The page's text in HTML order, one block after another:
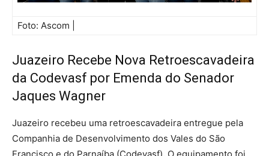
Foto: Ascom |
Juazeiro Recebe Nova Retroescavadeira
da Codevasf por Emenda do Senador
Jaques Wagner
Juazeiro recebeu uma retroescavadeira entregue pela
Companhia de Desenvolvimento dos Vales do São